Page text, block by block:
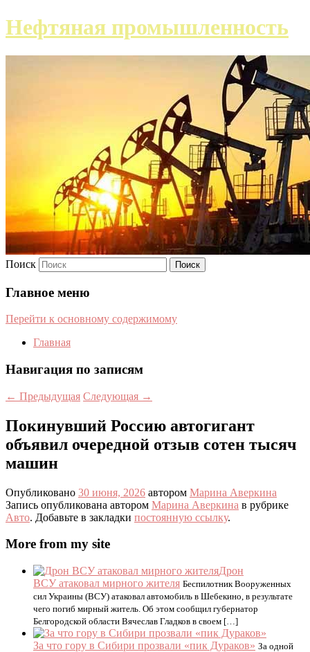
Нефтяная промышленность
Поиск
Главное меню
Перейти к основному содержимому
Главная
Навигация по записям
← Предыдущая Следующая →
Покинувший Россию автогигант
объявил очередной отзыв сотен тысяч
машин
Опубликовано 30 июня, 2026 автором Марина Аверкина
Запись опубликована автором Марина Аверкина в рубрике
Авто. Добавьте в закладки постоянную ссылку.
More from my site
Дрон
ВСУ атаковал мирного жителя Беспилотник Вооруженных
сил Украины (ВСУ) атаковал автомобиль в Шебекино, в результате
чего погиб мирный житель. Об этом сообщил губернатор
Белгородской области Вячеслав Гладков в своем […]
За что гору в Сибири прозвали «пик Дураков» За одной